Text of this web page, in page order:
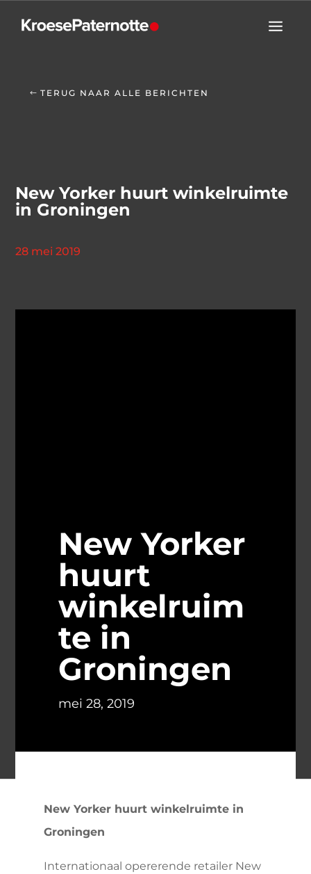
TERUG NAAR ALLE BERICHTEN
New Yorker huurt winkelruimte
in Groningen
28 mei 2019
New Yorker
huurt
winkelruim
te in
Groningen
mei 28, 2019
New Yorker huurt winkelruimte in
Groningen
Internationaal opererende retailer New